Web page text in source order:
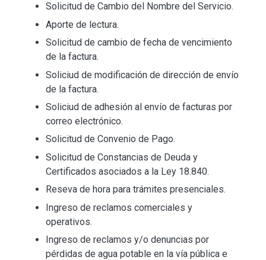
Solicitud de Cambio del Nombre del Servicio.
Aporte de lectura.
Solicitud de cambio de fecha de vencimiento
de la factura.
Soliciud de modificación de dirección de envío
de la factura.
Soliciud de adhesión al envío de facturas por
correo electrónico.
Solicitud de Convenio de Pago.
Solicitud de Constancias de Deuda y
Certificados asociados a la Ley 18.840.
Reseva de hora para trámites presenciales.
Ingreso de reclamos comerciales y
operativos.
Ingreso de reclamos y/o denuncias por
pérdidas de agua potable en la vía pública e